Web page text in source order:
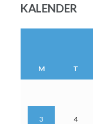
KALENDER
M T
3 4